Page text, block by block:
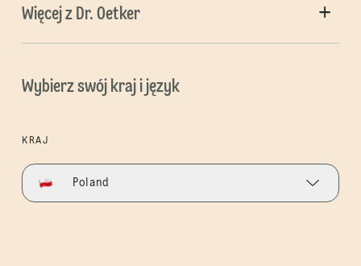
Więcej z Dr. Oetker
Wybierz swój kraj i język
KRAJ
Poland